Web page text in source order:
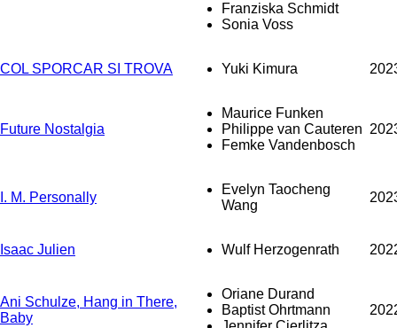
Franziska Schmidt
Sonia Voss
COL SPORCAR SI TROVA Yuki Kimura
Future Nostalgia
Maurice Funken
Philippe van Cauteren
Femke Vandenbosch
I. M. Personally
Evelyn Taocheng
Wang
Isaac Julien Wulf Herzogenrath
Ani Schulze, Hang in There,
Baby
Oriane Durand
Baptist Ohrtmann